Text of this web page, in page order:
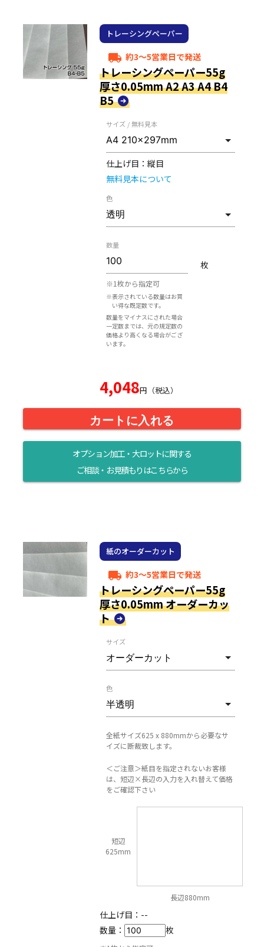
トレーシングペーパー
local_shipping 約3～5営業日で発送
トレーシングペーパー55g
厚さ0.05mm A2 A3 A4 B4
B5
サイズ / 無料見本
仕上げ目： 縦目
無料見本について
色
数量
※1枚から指定可
※表示されている数量はお買
い得な既定数です。
数量をマイナスにされた場合
一定数までは、元の規定数の
価格より高くなる場合がござ
います。
枚
4,048円（税込）
カートに入れる
オプション加工・大ロットに関する
ご相談・お見積もりはこちらから
紙のオーダーカット
local_shipping 約3～5営業日で発送
トレーシングペーパー55g
厚さ0.05mm オーダーカッ
ト
サイズ
色
全紙サイズ625 x 880mmから必要なサ
イズに断裁致します。
＜ご注意＞紙目を指定されないお客様
は、短辺×長辺の入力を入れ替えて価格
をご確認下さい
短辺
625mm
長辺880mm
仕上げ目： --
数量：
枚